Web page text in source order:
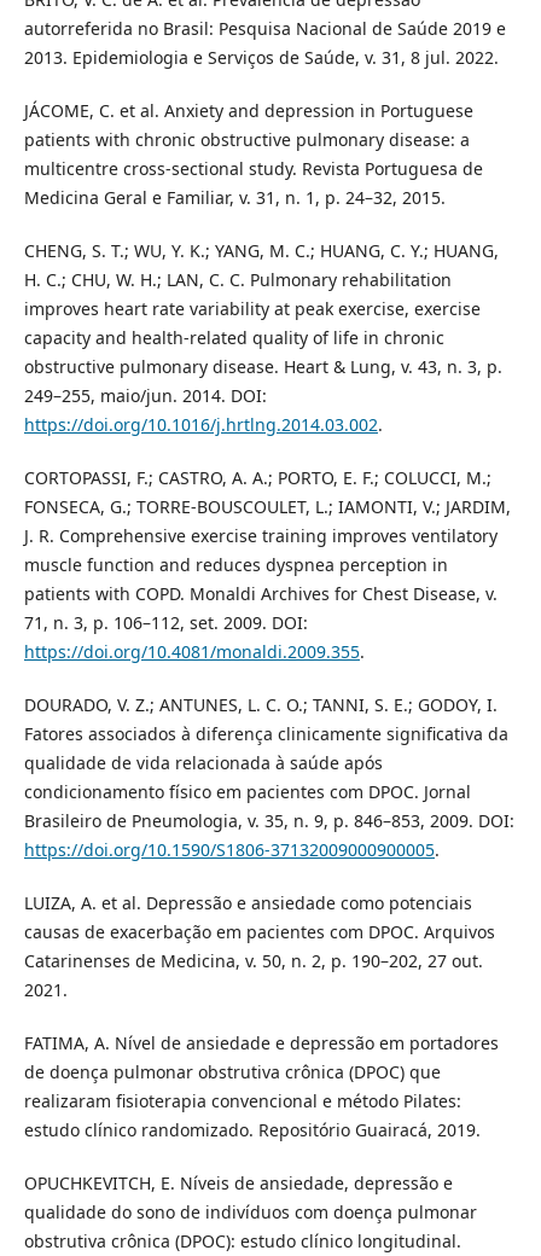
autorreferida no Brasil: Pesquisa Nacional de Saúde 2019 e
2013. Epidemiologia e Serviços de Saúde, v. 31, 8 jul. 2022.
JÁCOME, C. et al. Anxiety and depression in Portuguese
patients with chronic obstructive pulmonary disease: a
multicentre cross-sectional study. Revista Portuguesa de
Medicina Geral e Familiar, v. 31, n. 1, p. 24–32, 2015.
CHENG, S. T.; WU, Y. K.; YANG, M. C.; HUANG, C. Y.; HUANG,
H. C.; CHU, W. H.; LAN, C. C. Pulmonary rehabilitation
improves heart rate variability at peak exercise, exercise
capacity and health-related quality of life in chronic
obstructive pulmonary disease. Heart & Lung, v. 43, n. 3, p.
249–255, maio/jun. 2014. DOI:
https://doi.org/10.1016/j.hrtlng.2014.03.002.
CORTOPASSI, F.; CASTRO, A. A.; PORTO, E. F.; COLUCCI, M.;
FONSECA, G.; TORRE-BOUSCOULET, L.; IAMONTI, V.; JARDIM,
J. R. Comprehensive exercise training improves ventilatory
muscle function and reduces dyspnea perception in
patients with COPD. Monaldi Archives for Chest Disease, v.
71, n. 3, p. 106–112, set. 2009. DOI:
https://doi.org/10.4081/monaldi.2009.355.
DOURADO, V. Z.; ANTUNES, L. C. O.; TANNI, S. E.; GODOY, I.
Fatores associados à diferença clinicamente significativa da
qualidade de vida relacionada à saúde após
condicionamento físico em pacientes com DPOC. Jornal
Brasileiro de Pneumologia, v. 35, n. 9, p. 846–853, 2009. DOI:
https://doi.org/10.1590/S1806-37132009000900005.
LUIZA, A. et al. Depressão e ansiedade como potenciais
causas de exacerbação em pacientes com DPOC. Arquivos
Catarinenses de Medicina, v. 50, n. 2, p. 190–202, 27 out.
2021.
FATIMA, A. Nível de ansiedade e depressão em portadores
de doença pulmonar obstrutiva crônica (DPOC) que
realizaram fisioterapia convencional e método Pilates:
estudo clínico randomizado. Repositório Guairacá, 2019.
OPUCHKEVITCH, E. Níveis de ansiedade, depressão e
qualidade do sono de indivíduos com doença pulmonar
obstrutiva crônica (DPOC): estudo clínico longitudinal.